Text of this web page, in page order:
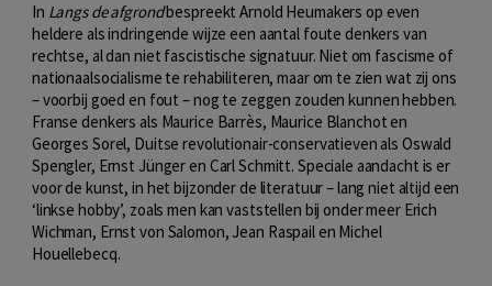
In Langs de afgrondbespreekt Arnold Heumakers op even
heldere als indringende wijze een aantal foute denkers van
rechtse, al dan niet fascistische signatuur. Niet om fascisme of
nationaalsocialisme te rehabiliteren, maar om te zien wat zij ons
– voorbij goed en fout – nog te zeggen zouden kunnen hebben.
Franse denkers als Maurice Barrès, Maurice Blanchot en
Georges Sorel, Duitse revolutionair-conservatieven als Oswald
Spengler, Ernst Jünger en Carl Schmitt. Speciale aandacht is er
voor de kunst, in het bijzonder de literatuur – lang niet altijd een
‘linkse hobby’, zoals men kan vaststellen bij onder meer Erich
Wichman, Ernst von Salomon, Jean Raspail en Michel
Houellebecq.